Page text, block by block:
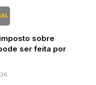
sobre
ser feita por